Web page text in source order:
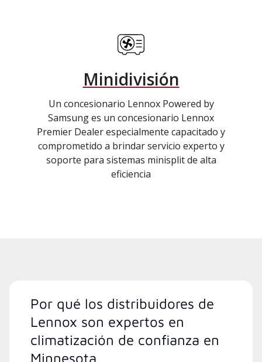
Minidivisión
Un concesionario Lennox Powered by
Samsung es un concesionario Lennox
Premier Dealer especialmente capacitado y
comprometido a brindar servicio experto y
soporte para sistemas minisplit de alta
eficiencia
Por qué los distribuidores de
Lennox son expertos en
climatización de confianza en
Minnesota